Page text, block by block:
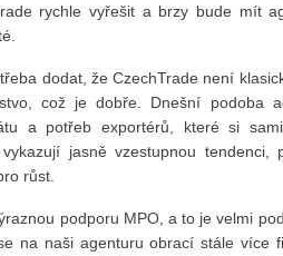
rychle vyřešit a brzy bude mít
dodat, že CzechTrade není
což je dobře. Dnešní podoba
a potřeb exportérů, které si
jasně vzestupnou
růst.
podporu MPO, a to je velmi
na naši agenturu obrací stále více